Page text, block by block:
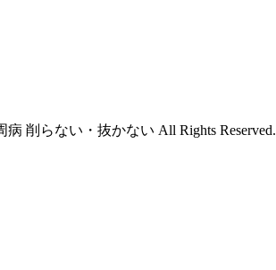
削らない・抜かない All Rights Reserved.